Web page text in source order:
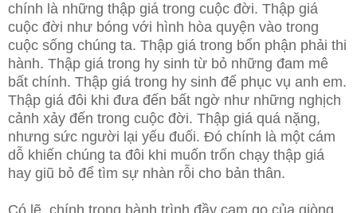
chính là những thập giá trong cuộc đời. Thập giá
cuộc đời như bóng với hình hòa quyện vào trong
cuộc sống chúng ta. Thập giá trong bổn phận phải thi
hành. Thập giá trong hy sinh từ bỏ những đam mê
bất chính. Thập giá trong hy sinh để phục vụ anh em.
Thập giá đôi khi đưa đến bất ngờ như những nghịch
cảnh xảy đến trong cuộc đời. Thập giá quá nặng,
nhưng sức người lại yếu đuối. Đó chính là một cám
dỗ khiến chúng ta đôi khi muốn trốn chạy thập giá
hay giũ bỏ để tìm sự nhàn rỗi cho bản thân.